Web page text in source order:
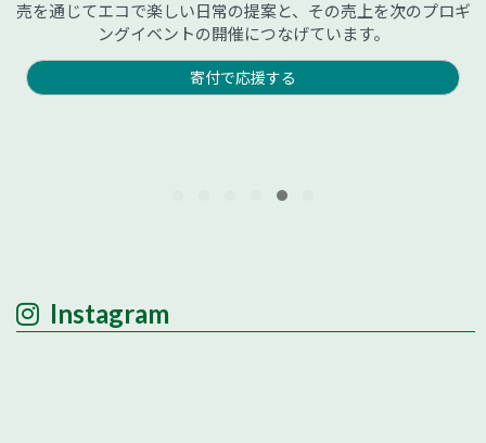
売を通じてエコで楽しい日常の提案と、その売上を次のプロギ
ングイベントの開催につなげています。
寄付で応援する
Instagram